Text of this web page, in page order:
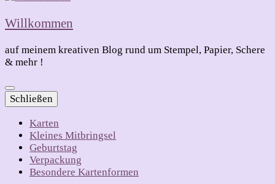
Willkommen
auf meinem kreativen Blog rund um Stempel, Papier, Schere
& mehr !
Schließen
Karten
Kleines Mitbringsel
Geburtstag
Verpackung
Besondere Kartenformen